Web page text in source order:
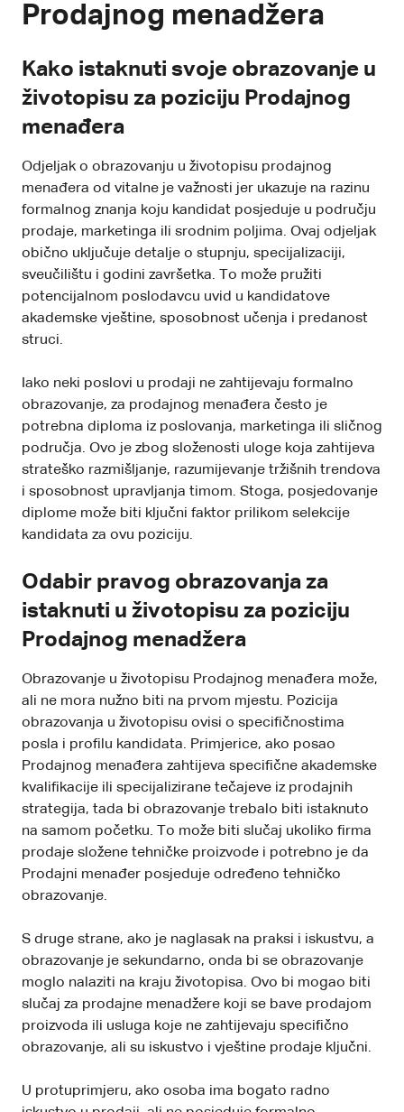
Prodajnog menadžera
Kako istaknuti svoje obrazovanje u
životopisu za poziciju Prodajnog
menađera
Odjeljak o obrazovanju u životopisu prodajnog
menađera od vitalne je važnosti jer ukazuje na razinu
formalnog znanja koju kandidat posjeduje u području
prodaje, marketinga ili srodnim poljima. Ovaj odjeljak
obično uključuje detalje o stupnju, specijalizaciji,
sveučilištu i godini završetka. To može pružiti
potencijalnom poslodavcu uvid u kandidatove
akademske vještine, sposobnost učenja i predanost
struci.
Iako neki poslovi u prodaji ne zahtijevaju formalno
obrazovanje, za prodajnog menađera često je
potrebna diploma iz poslovanja, marketinga ili sličnog
područja. Ovo je zbog složenosti uloge koja zahtijeva
strateško razmišljanje, razumijevanje tržišnih trendova
i sposobnost upravljanja timom. Stoga, posjedovanje
diplome može biti ključni faktor prilikom selekcije
kandidata za ovu poziciju.
Odabir pravog obrazovanja za
istaknuti u životopisu za poziciju
Prodajnog menadžera
Obrazovanje u životopisu Prodajnog menađera može,
ali ne mora nužno biti na prvom mjestu. Pozicija
obrazovanja u životopisu ovisi o specifičnostima
posla i profilu kandidata. Primjerice, ako posao
Prodajnog menađera zahtijeva specifične akademske
kvalifikacije ili specijalizirane tečajeve iz prodajnih
strategija, tada bi obrazovanje trebalo biti istaknuto
na samom početku. To može biti slučaj ukoliko firma
prodaje složene tehničke proizvode i potrebno je da
Prodajni menađer posjeduje određeno tehničko
obrazovanje.
S druge strane, ako je naglasak na praksi i iskustvu, a
obrazovanje je sekundarno, onda bi se obrazovanje
moglo nalaziti na kraju životopisa. Ovo bi mogao biti
slučaj za prodajne menadžere koji se bave prodajom
proizvoda ili usluga koje ne zahtijevaju specifično
obrazovanje, ali su iskustvo i vještine prodaje ključni.
U protuprimjeru, ako osoba ima bogato radno